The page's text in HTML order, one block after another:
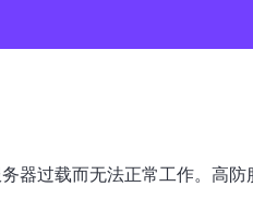
器过载而无法正常工作。高